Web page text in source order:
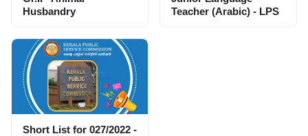
Husbandry
Teacher (Arabic) - LPS
Short List for 027/2022 -